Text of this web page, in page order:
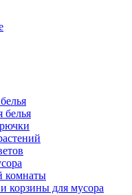
комнаты
корзины для мусора